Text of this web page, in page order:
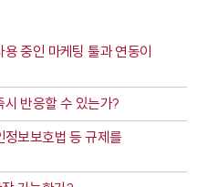
용 중인 마케팅 툴과 연동이
시 반응할 수 있는가?
정보보호법 등 규제를